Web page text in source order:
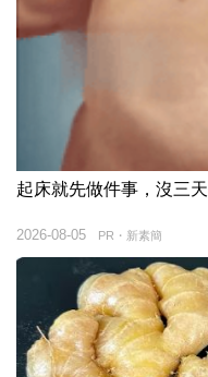
起床就先做件事，沒三
PR・新素簡
2026-08-05